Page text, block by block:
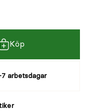
Köp
arbetsdagar